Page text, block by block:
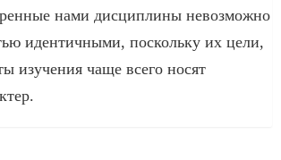
нами дисциплины невозможно
идентичными, поскольку их цели,
изучения чаще всего носят